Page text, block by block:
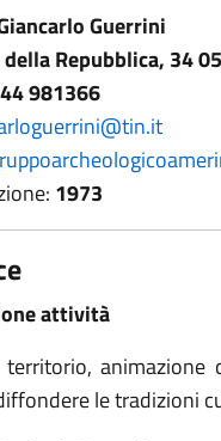
Guerrini
Repubblica, 34
981366
1973
attività
le tradizioni